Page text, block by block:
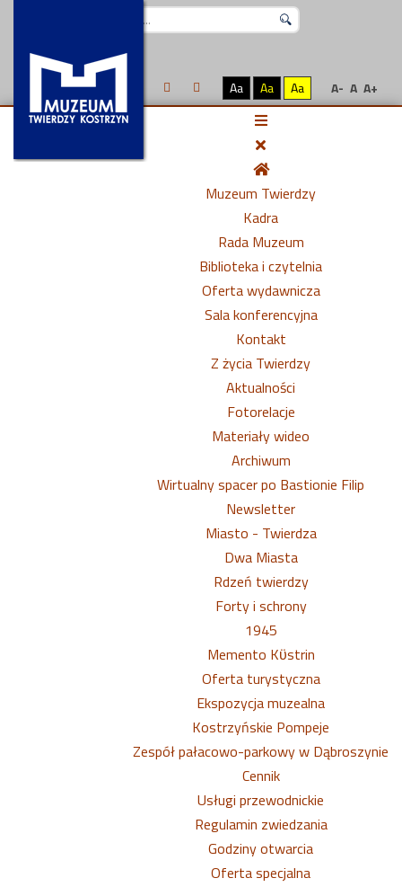
Aa Aa Aa A- A A+
Muzeum Twierdzy
Kadra
Rada Muzeum
Biblioteka i czytelnia
Oferta wydawnicza
Sala konferencyjna
Kontakt
Z życia Twierdzy
Aktualności
Fotorelacje
Materiały wideo
Archiwum
Wirtualny spacer po Bastionie Filip
Newsletter
Miasto - Twierdza
Dwa Miasta
Rdzeń twierdzy
Forty i schrony
1945
Memento Kϋstrin
Oferta turystyczna
Ekspozycja muzealna
Kostrzyńskie Pompeje
Zespół pałacowo-parkowy w Dąbroszynie
Cennik
Usługi przewodnickie
Regulamin zwiedzania
Godziny otwarcia
Oferta specjalna